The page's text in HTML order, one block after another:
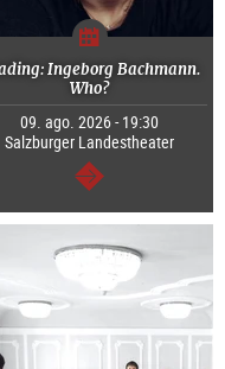
Ingeborg Bachmann.
Who?
09. ago. 2026 - 19:30
Salzburger Landestheater
continuar